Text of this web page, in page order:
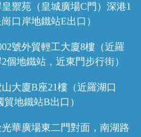
禦苑（皇城廣場C門）深港1
口岸地鐵站E出口）
號外貿輕工大廈8樓（近羅
個地鐵站，近東門步行街）
大廈B座21樓（近羅湖口
地鐵站B出口）
華廣場東二門對面，南湖路